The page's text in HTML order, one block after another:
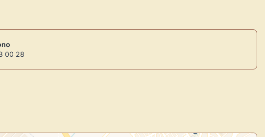
00 28
de Usuario
gestionar todo tu arte.